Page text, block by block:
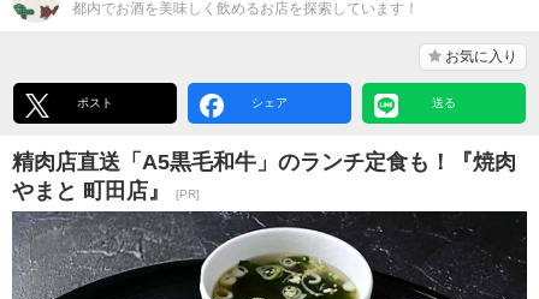
都内でお酒を美味しく飲めるお店を探索しています！
お気に入り
ポスト シェア 送る
精肉店直送「A5黒毛和牛」のランチ定食も！『焼肉
やまと 町田店』
[PR]